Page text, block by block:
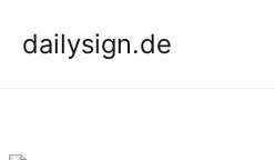
Inhaltdailysign.de